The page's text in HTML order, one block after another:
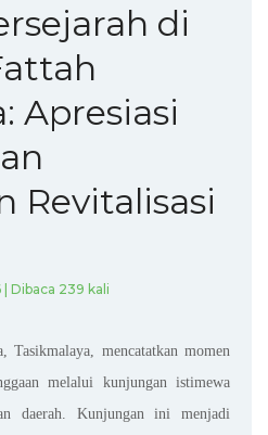
di
Apresiasi
Revitalisasi
Dibaca 239 kali
mencatatkan momen
melalui kunjungan istimewa
daerah. Kunjungan ini menjadi